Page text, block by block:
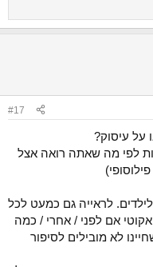
#17
על עיסוק?
לפי מה שאתה רואה אצל
לראייה גם כמעט לכל
"גיל ה 40" (וזה לא אקוטי אם לפני / אחרי / כמה
לא מובילים לסיפור